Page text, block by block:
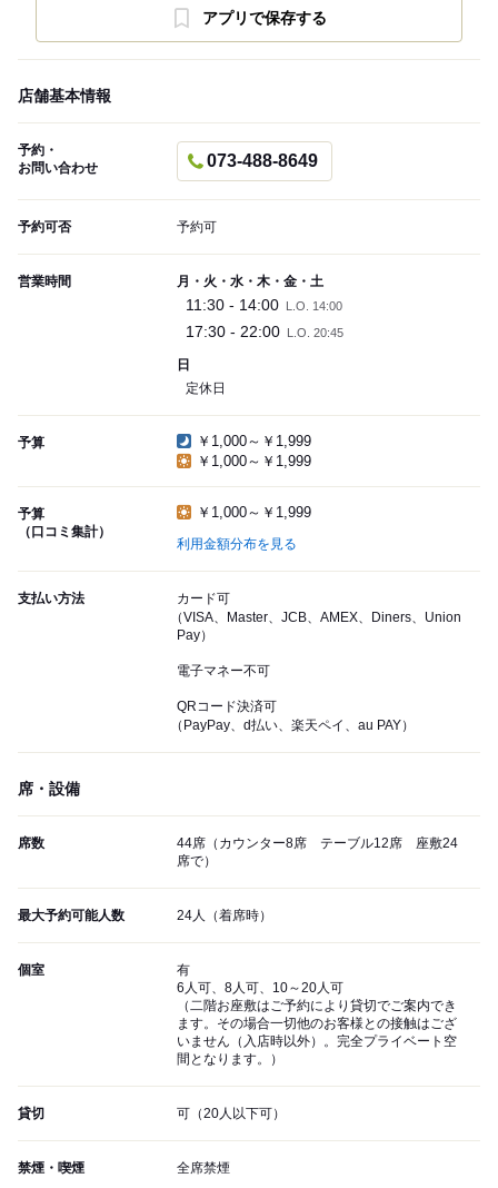
アプリで保存する
店舗基本情報
予約・
お問い合わせ
073-488-8649
予約可否 予約可
営業時間 月・火・水・木・金・土
11:30 - 14:00 L.O. 14:00
17:30 - 22:00 L.O. 20:45
日
定休日
予算
￥1,000～￥1,999
￥1,000～￥1,999
予算
（口コミ集計）
￥1,000～￥1,999
利用金額分布を見る
支払い方法
カード可
（VISA、Master、JCB、AMEX、Diners、Union
Pay）
電子マネー不可
QRコード決済可
（PayPay、d払い、楽天ペイ、au PAY）
席・設備
席数
44席（カウンター8席 テーブル12席 座敷24
席で）
最大予約可能人数 24人（着席時）
個室
有
6人可、8人可、10～20人可
（二階お座敷はご予約により貸切でご案内でき
ます。その場合一切他のお客様との接触はござ
いません（入店時以外）。完全プライベート空
間となります。）
貸切 可（20人以下可）
禁煙・喫煙 全席禁煙